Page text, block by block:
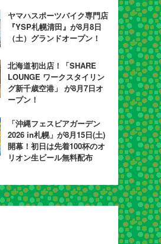
ヤマハスポーツバイク専門店
『YSP札幌清田』が8月8日
（土）グランドオープン！
北海道初出店！「SHARE
LOUNGE ワークスタイリン
グ新千歳空港」 が8月7日オ
ープン！
「沖縄フェスビアガーデン
2026 in札幌」が8月15日(土)
開幕！初日は先着100杯のオ
リオン生ビール無料配布